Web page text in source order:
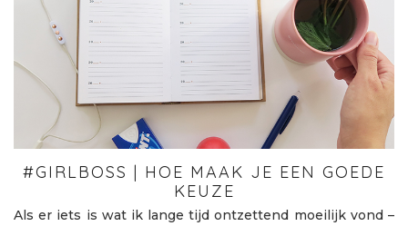
#GIRLBOSS | HOE MAAK JE EEN GOEDE
KEUZE
Als er iets is wat ik lange tijd ontzettend moeilijk vond –